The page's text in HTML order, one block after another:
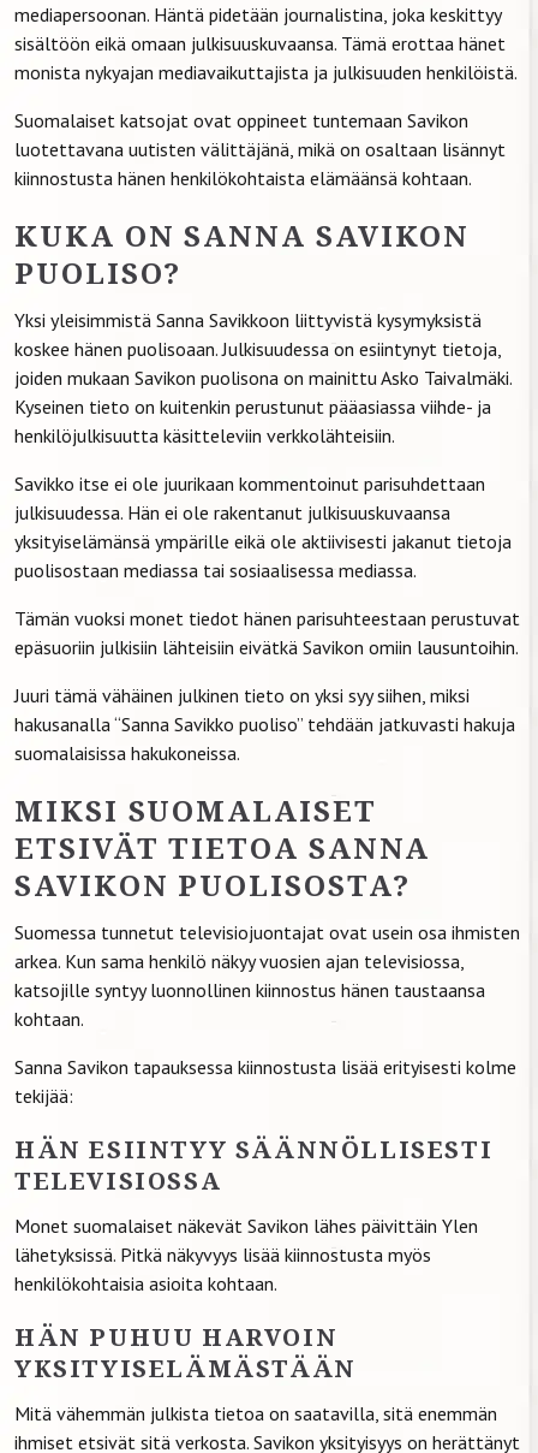
mediapersoonan. Häntä pidetään journalistina, joka keskittyy
sisältöön eikä omaan julkisuuskuvaansa. Tämä erottaa hänet
monista nykyajan mediavaikuttajista ja julkisuuden henkilöistä.
Suomalaiset katsojat ovat oppineet tuntemaan Savikon
luotettavana uutisten välittäjänä, mikä on osaltaan lisännyt
kiinnostusta hänen henkilökohtaista elämäänsä kohtaan.
KUKA ON SANNA SAVIKON
PUOLISO?
Yksi yleisimmistä Sanna Savikkoon liittyvistä kysymyksistä
koskee hänen puolisoaan. Julkisuudessa on esiintynyt tietoja,
joiden mukaan Savikon puolisona on mainittu Asko Taivalmäki.
Kyseinen tieto on kuitenkin perustunut pääasiassa viihde- ja
henkilöjulkisuutta käsitteleviin verkkolähteisiin.
Savikko itse ei ole juurikaan kommentoinut parisuhdettaan
julkisuudessa. Hän ei ole rakentanut julkisuuskuvaansa
yksityiselämänsä ympärille eikä ole aktiivisesti jakanut tietoja
puolisostaan mediassa tai sosiaalisessa mediassa.
Tämän vuoksi monet tiedot hänen parisuhteestaan perustuvat
epäsuoriin julkisiin lähteisiin eivätkä Savikon omiin lausuntoihin.
Juuri tämä vähäinen julkinen tieto on yksi syy siihen, miksi
hakusanalla “Sanna Savikko puoliso” tehdään jatkuvasti hakuja
suomalaisissa hakukoneissa.
MIKSI SUOMALAISET
ETSIVÄT TIETOA SANNA
SAVIKON PUOLISOSTA?
Suomessa tunnetut televisiojuontajat ovat usein osa ihmisten
arkea. Kun sama henkilö näkyy vuosien ajan televisiossa,
katsojille syntyy luonnollinen kiinnostus hänen taustaansa
kohtaan.
Sanna Savikon tapauksessa kiinnostusta lisää erityisesti kolme
tekijää:
HÄN ESIINTYY SÄÄNNÖLLISESTI
TELEVISIOSSA
Monet suomalaiset näkevät Savikon lähes päivittäin Ylen
lähetyksissä. Pitkä näkyvyys lisää kiinnostusta myös
henkilökohtaisia asioita kohtaan.
HÄN PUHUU HARVOIN
YKSITYISELÄMÄSTÄÄN
Mitä vähemmän julkista tietoa on saatavilla, sitä enemmän
ihmiset etsivät sitä verkosta. Savikon yksityisyys on herättänyt